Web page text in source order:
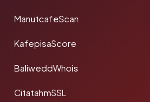
ManutcafeScan
KafepisaScore
BaliweddWhois
CitatahmSSL